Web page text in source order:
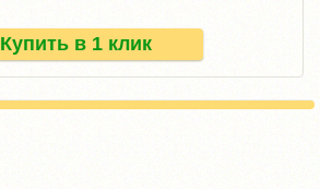
Купить в 1 клик